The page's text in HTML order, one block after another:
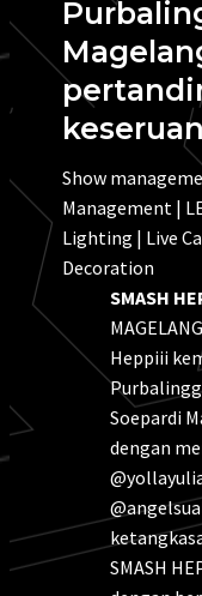
Show
Management |
Lighting | Live
Decoration
SMASH
Heppiii
Soepardi
dengan
SMASH